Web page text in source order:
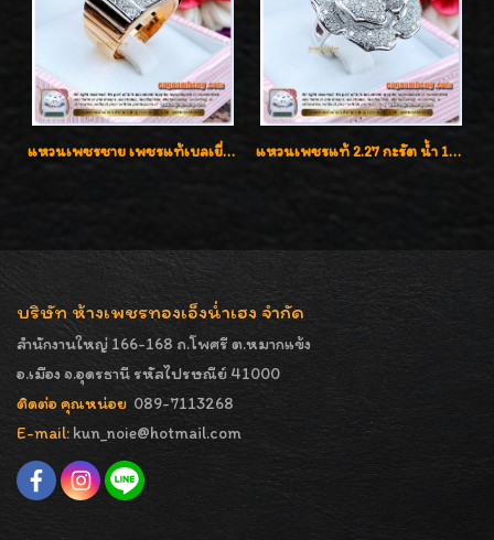
แหวนเพชรชาย เพชรแท้เบลเยี่ยมคัท น้ำ100% D-Color/VVS 2.46 กะรัต แหวนเพชรแท้ 2.27 กะรัต น้ำ 100% เบลเยี่ยมคัท ลวดลายดอกกุหลาบหรู
บริษัท ห้างเพชรทองเอ็งน่ำเฮง จำกัด
สำนักงานใหญ่ 166-168 ถ.โพศรี ต.หมากแข้ง
อ.เมือง จ.อุดรธานี รหัสไปรษณีย์ 41000
ติดต่อ คุณหน่อย 089-7113268
E-mail: kun_noie@hotmail.com